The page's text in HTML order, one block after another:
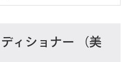
ィショナー （美